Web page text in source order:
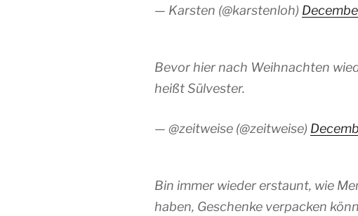
— Karsten (@karstenloh)
Bevor hier nach Weihnachten
heißt Sülvester.
— @zeitweise (@zeitweise)
Bin immer wieder erstaunt, wie
haben, Geschenke verpacken